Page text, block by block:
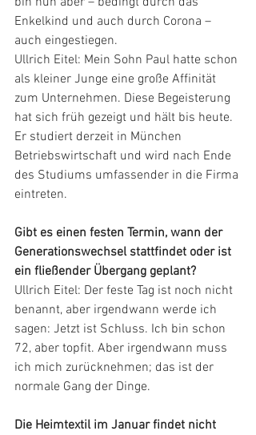
Enkelkind und auch durch Corona –
auch eingestiegen.
Ullrich Eitel: Mein Sohn Paul hatte schon
als kleiner Junge eine große Affinität
zum Unternehmen. Diese Begeisterung
hat sich früh gezeigt und hält bis heute.
Er studiert derzeit in München
Betriebswirtschaft und wird nach Ende
des Studiums umfassender in die Firma
eintreten.
Gibt es einen festen Termin, wann der
Ge­nerationswechsel stattfindet oder ist
ein fließender Übergang geplant?
Ullrich Eitel: Der feste Tag ist noch nicht
benannt, aber irgendwann werde ich
sagen: Jetzt ist Schluss. Ich bin schon
72, aber topfit. Aber irgendwann muss
ich mich zurücknehmen; das ist der
normale Gang der Dinge.
Die Heimtextil im Januar findet nicht